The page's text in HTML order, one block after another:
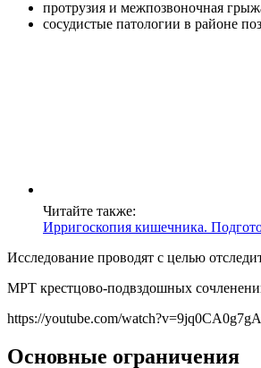
протрузия и межпозвоночная
сосудистые патологии в районе
Читайте также:
Ирригоскопия кишечника.
Исследование проводят с целью
МРТ крестцово-подвздошных
https://youtube.com/
Основные ограничения